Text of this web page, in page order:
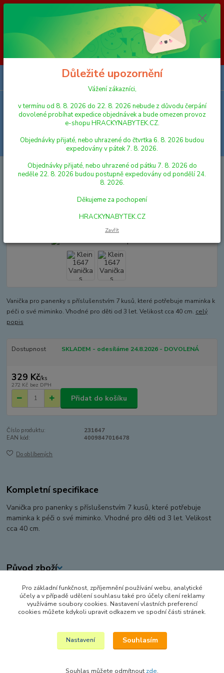
Vážení zákazníci, v termínu od 8. 8. 2026 do 23. 8. 2026 nebude z
důvodu čerpání dovolené probíhat expedice objednávek a bude omezen
provoz e-shopu HRACKYNABYTEK.CZ. Objednávky přijaté, nebo
uhrazené do čtvrtka 6. 8. 2026 budou expedovány v pátek 7. 8. 2026.
Objednávky přijaté, nebo uhrazené od pátku 7. 8. 2026 do neděle 23. 8.
2026 budou postupně expedovány od pondělí 24. 8. 2026. Děkujeme za
pochopení HRACKYNABYTEK.CZ
Menu
Hledat
PANENKY, DOPLŇKY K PANENKÁM
DOPLŇKY PRO PANENKY
Klein 1647 Vanička s příslušenstvím
Klein 1647 Vanička s
příslušenstvím
Vanička pro panenky s příslušenstvím 7 kusů, které potřebuje maminka k
péči o své miminko. Vhodné pro děti od 3 let. Velikost cca 40 cm. celý
popis
Dostupnost SKLADEM - odesíláme 24.8.2026 - DOVOLENÁ
329 Kč/ks
272 Kč bez DPH
Přidat do košíku
Číslo produktu:
231647
EAN kód:
4009847016478
Do oblíbených
Kompletní specifikace
Vanička pro panenky s příslušenstvím 7 kusů, které potřebuje
maminka k péči o své miminko. Vhodné pro děti od 3 let. Velikost
cca 40 cm.
Původ zboží
Zboží zařazeno v kategoriích
PANENKY, DOPLŇKY K PANENKÁM
Důležité upozornění
Vážení zákazníci,
v termínu od 8. 8. 2026 do 22. 8. 2026 nebude z důvodu čerpání
dovolené probíhat expedice objednávek a bude omezen provoz
e-shopu HRACKYNABYTEK.CZ.
Objednávky přijaté, nebo uhrazené do čtvrtka 6. 8. 2026 budou
expedovány v pátek 7. 8. 2026.
Objednávky přijaté, nebo uhrazené od pátku 7. 8. 2026 do
neděle 22. 8. 2026 budou postupně expedovány od pondělí 24.
8. 2026.
Děkujeme za pochopení
HRACKYNABYTEK.CZ
Zavřít
Pro základní funkčnost, zpříjemnění používání webu, analytické
účely a v případě udělení souhlasu také pro účely cílení reklamy
využíváme soubory cookies. Nastavení vlastních preferencí
cookies můžete kdykoli upravit odkazem ve spodní části stránek.
Nastavení Souhlasím
Souhlas můžete odmítnout zde.